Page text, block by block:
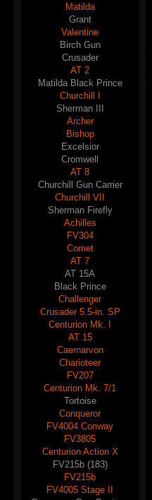
Matilda
Grant
Valentine
Birch Gun
Crusader
AT 2
Matilda Black Prince
Churchill I
Sherman III
Archer
Bishop
Excelsior
Cromwell
AT 8
Churchill Gun Carrier
Churchill VII
Sherman Firefly
Achilles
FV304
Comet
AT 7
AT 15A
Black Prince
Challenger
Crusader 5.5-in. SP
Centurion Mk. I
AT 15
Caernarvon
Charioteer
FV207
Centurion Mk. 7/1
Tortoise
Conqueror
FV4004 Conway
FV3805
Centurion Action X
FV215b (183)
FV215b
FV4005 Stage II